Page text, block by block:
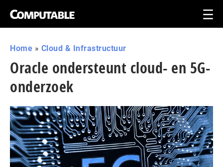
Home » Cloud & Infrastructuur
Oracle ondersteunt cloud- en 5G-
onderzoek